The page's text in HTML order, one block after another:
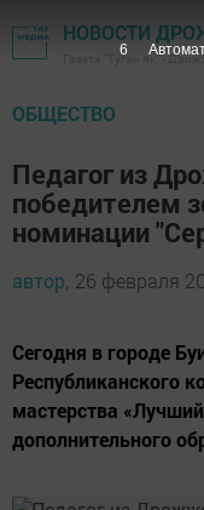
НОВОСТИ
Газета "Туган як" -
ОБЩЕСТВО
Педагог из
победителем
номинации
автор, 26 февраля
Сегодня в городе
Республиканского
мастерства
дополнительного
5